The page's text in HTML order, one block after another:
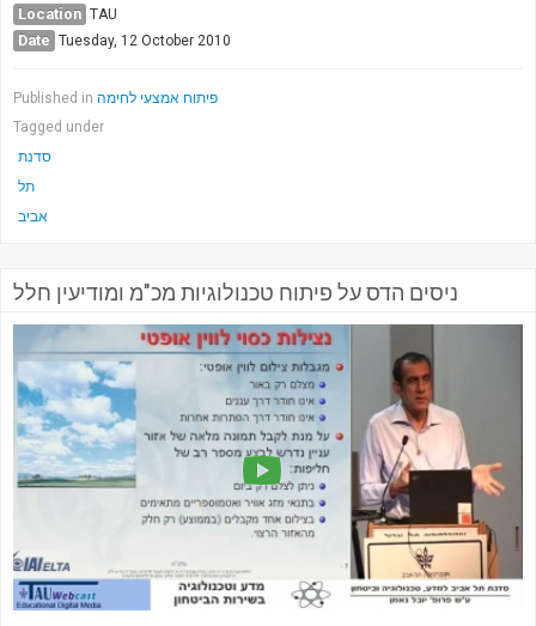
Location TAU
Date Tuesday, 12 October 2010
Published in פיתוח אמצעי לחימה
Tagged under
סדנת
תל
אביב
ניסים הדס על פיתוח טכנולוגיות מכ"מ ומודיעין חלל